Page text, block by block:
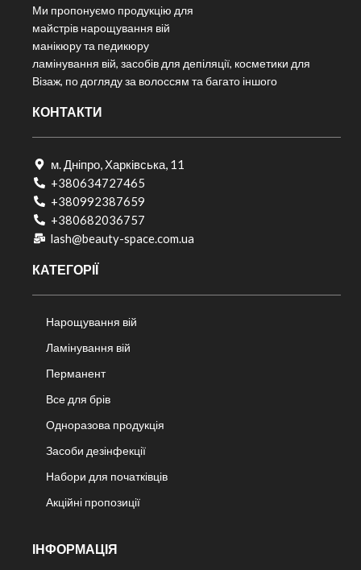
Ми пропонуємо продукцію для
майстрів нарощування вій
манікюру та педикюру
ламінування вій, засобів для депіляції, косметики для
Візаж, по догляду за волоссям та багато іншого
КОНТАКТИ
м. Дніпро, Харківська, 11
+380634727465
+380992387659
+380682036757​
lash@beauty-space.com.ua
КАТЕГОРІЇ
Нарощування вій
Ламінування вій
Перманент
Все для брів
Одноразова продукція
Засоби дезінфекції
Набори для початківців
Акційні пропозиції
ІНФОРМАЦІЯ